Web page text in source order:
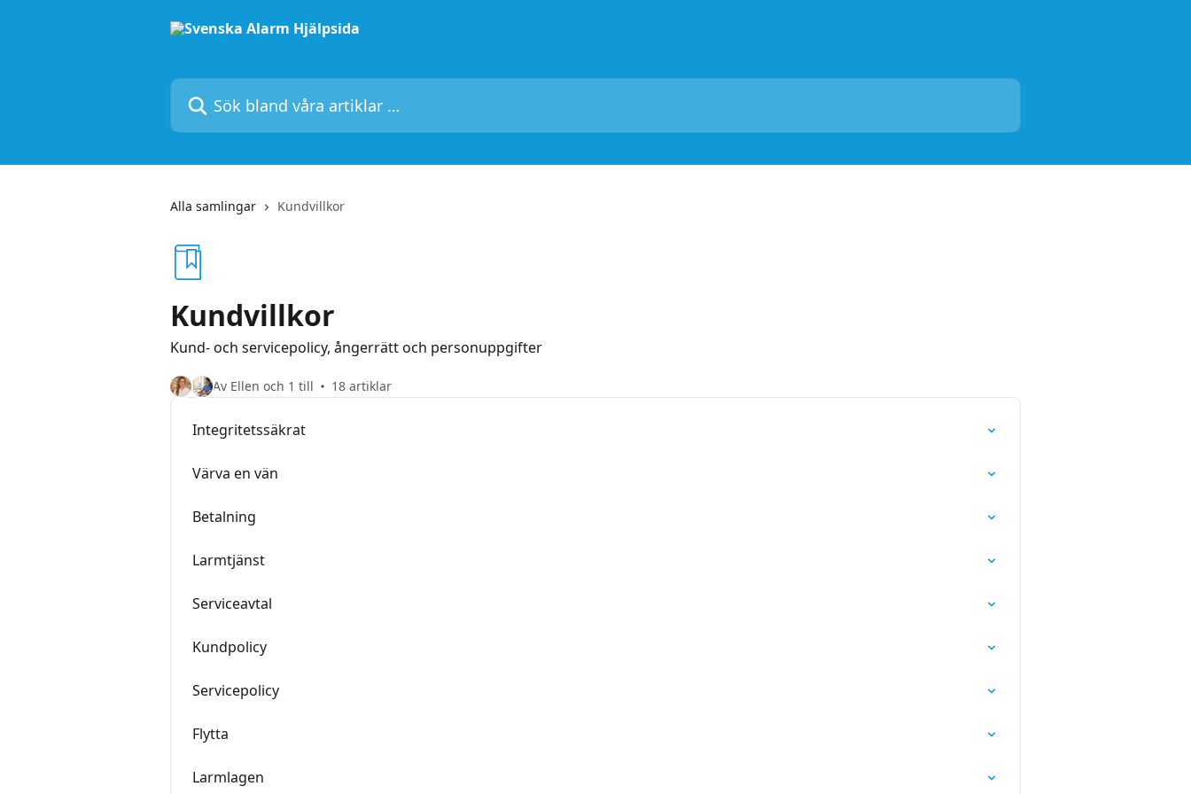
Sök bland våra artiklar …
Alla samlingar Kundvillkor
Kundvillkor
Kund- och servicepolicy, ångerrätt och personuppgifter
Av Ellen och 1 till 18 artiklar
Integritetssäkrat
Värva en vän
Betalning
Larmtjänst
Serviceavtal
Kundpolicy
Servicepolicy
Flytta
Larmlagen